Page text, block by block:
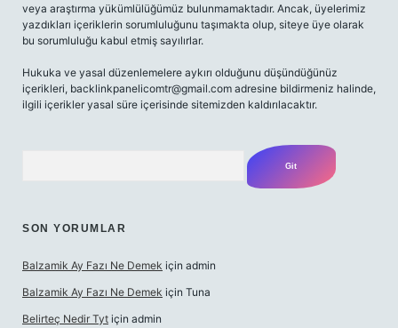
veya araştırma yükümlülüğümüz bulunmamaktadır. Ancak, üyelerimiz
yazdıkları içeriklerin sorumluluğunu taşımakta olup, siteye üye olarak
bu sorumluluğu kabul etmiş sayılırlar.
Hukuka ve yasal düzenlemelere aykırı olduğunu düşündüğünüz
içerikleri, backlinkpanelicomtr@gmail.com adresine bildirmeniz halinde,
ilgili içerikler yasal süre içerisinde sitemizden kaldırılacaktır.
SON YORUMLAR
Balzamik Ay Fazı Ne Demek için admin
Balzamik Ay Fazı Ne Demek için Tuna
Belirteç Nedir Tyt için admin